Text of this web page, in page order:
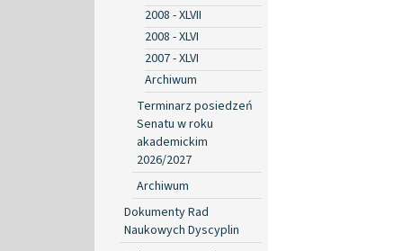
2008 - XLVII
2008 - XLVI
2007 - XLVI
Archiwum
Terminarz posiedzeń
Senatu w roku
akademickim
2026/2027
Archiwum
Dokumenty Rad
Naukowych Dyscyplin